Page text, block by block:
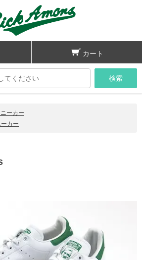
カート
検索
ーカー
カー